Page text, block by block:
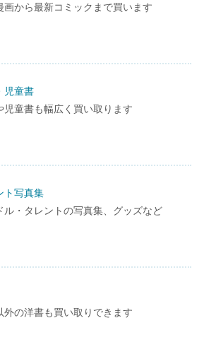
画から最新コミックまで買います
児童書
児童書も幅広く買い取ります
ト写真集
ル・タレントの写真集、グッズなど
外の洋書も買い取りできます